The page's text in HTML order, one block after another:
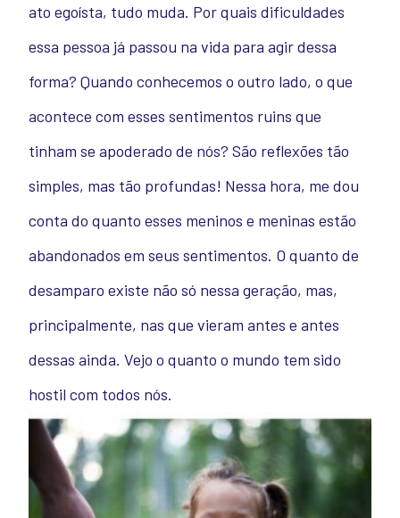
ato egoísta, tudo muda. Por quais dificuldades
essa pessoa já passou na vida para agir dessa
forma? Quando conhecemos o outro lado, o que
acontece com esses sentimentos ruins que
tinham se apoderado de nós? São reflexões tão
simples, mas tão profundas! Nessa hora, me dou
conta do quanto esses meninos e meninas estão
abandonados em seus sentimentos. O quanto de
desamparo existe não só nessa geração, mas,
principalmente, nas que vieram antes e antes
dessas ainda. Vejo o quanto o mundo tem sido
hostil com todos nós.